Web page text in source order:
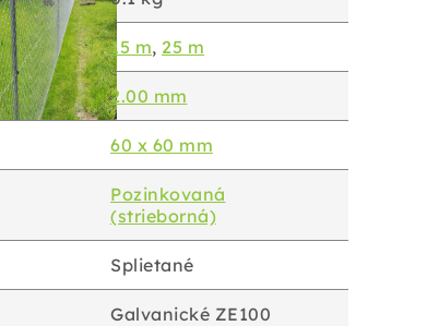
15 m, 25 m
2.00 mm
60 x 60 mm
Pozinkovaná
(strieborná)
Splietané
Galvanické ZE100